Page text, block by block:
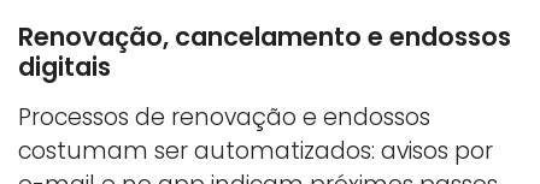
Renovação, cancelamento e endossos
digitais
Processos de renovação e endossos
costumam ser automatizados: avisos por